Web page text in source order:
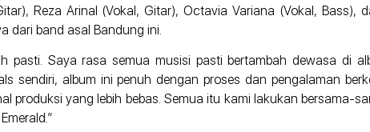
Reza Arinal (Vokal, Gitar), Octavia Variana (Vokal, Bass),
dari band asal Bandung ini.
pasti. Saya rasa semua musisi pasti bertambah dewasa di
sendiri, album ini penuh dengan proses dan pengalaman
produksi yang lebih bebas. Semua itu kami lakukan bersama-